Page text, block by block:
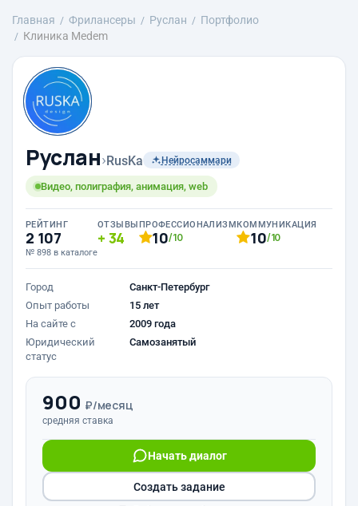
Главная Фрилансеры Руслан
Портфолио
Клиника Medem
Руслан›RusKa Нейросаммари
Видео, полиграфия, анимация, web
РЕЙТИНГ
2 107
№ 898 в каталоге
ОТЗЫВЫ
34
ПРОФЕССИОНАЛИЗМ
10/10
КОММУНИКАЦИЯ
10/10
Город
Санкт-Петербург
Опыт работы
15 лет
На сайте с
2009 года
Юридический
статус
Самозанятый
900 ₽/месяц
средняя ставка
Начать диалог
Создать задание